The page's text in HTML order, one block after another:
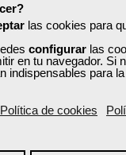
las cookies para
configurar las
en tu navegador. Si
indispensables para
Política de cookies
Cursos
para